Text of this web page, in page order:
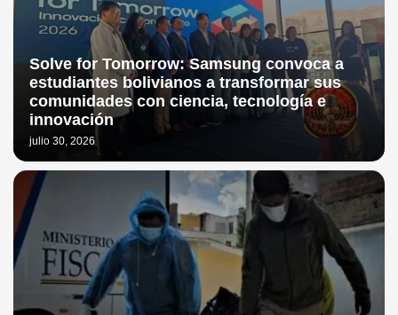
Solve for Tomorrow: Samsung convoca a
estudiantes bolivianos a transformar sus
comunidades con ciencia, tecnología e
innovación
julio 30, 2026